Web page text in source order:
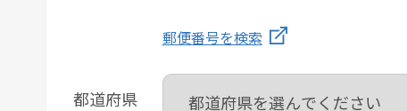
郵便番号を検索
都道府県